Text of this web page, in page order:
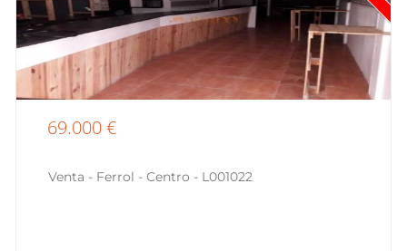
69.000 €
Venta - Ferrol - Centro - L001022